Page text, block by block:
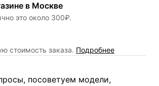
в Москве
это около 300₽.
стоимость заказа. Подробнее
посоветуем модели,